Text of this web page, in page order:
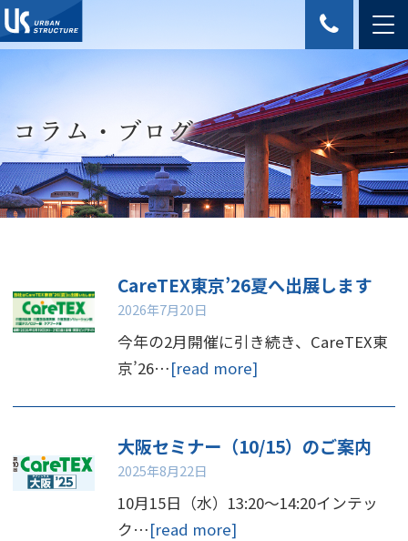
コラム・ブログ
CareTEX東京’26夏へ出展します
2026年7月20日
今年の2月開催に引き続き、CareTEX東
京’26…[read more]
大阪セミナー（10/15）のご案内
2025年8月22日
10月15日（水）13:20～14:20インテッ
ク…[read more]